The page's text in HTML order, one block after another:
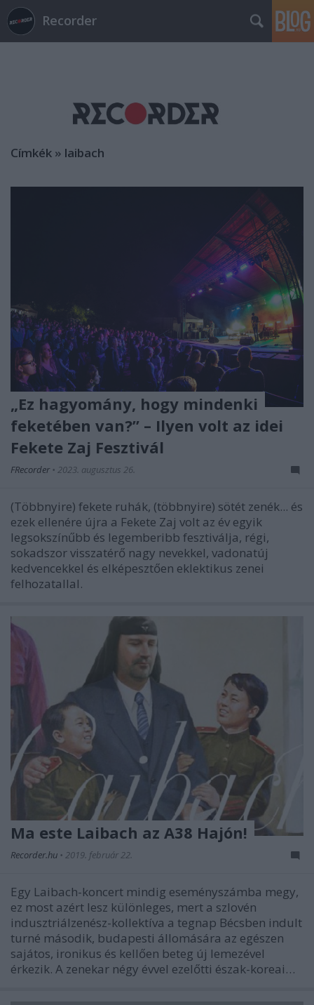
Recorder
Címkék » laibach
„Ez hagyomány, hogy mindenki
feketében van?” – Ilyen volt az idei
Fekete Zaj Fesztivál
FRecorder • 2023. augusztus 26.
(Többnyire) fekete ruhák, (többnyire) sötét zenék... és
ezek ellenére újra a Fekete Zaj volt az év egyik
legsokszínűbb és legemberibb fesztiválja, régi,
sokadszor visszatérő nagy nevekkel, vadonatúj
kedvencekkel és elképesztően eklektikus zenei
felhozatallal.
Ma este Laibach az A38 Hajón!
Recorder.hu • 2019. február 22.
Egy Laibach-koncert mindig eseményszámba megy,
ez most azért lesz különleges, mert a szlovén
indusztriálzenész-kollektíva a tegnap Bécsben indult
turné második, budapesti állomására az egészen
sajátos, ironikus és kellően beteg új lemezével
érkezik. A zenekar négy évvel ezelőtti észak-koreai…